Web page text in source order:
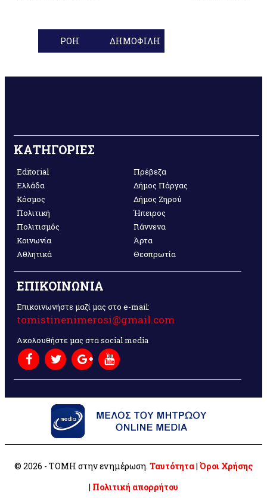
ΡΟΗ ΔΗΜΟΦΙΛΗ
ΚΑΤΗΓΟΡΙΕΣ
Editorial
Ελλάδα
Κόσμος
Πολιτική
Πολιτισμός
Κοινωνία
Αθλητικά
Πρέβεζα
Δήμος Πάργας
Δήμος Ζηρού
Ήπειρος
Γιάννενα
Άρτα
Θεσπρωτία
ΕΠΙΚΟΙΝΩΝΙΑ
Επικοινωνήστε μαζί μας στο e-mail:
tomistinenimerosi@gmail.com
Ακολουθήστε μας στα social media
© 2026 - ΤΟΜΗ στην ενημέρωση. Ταυτότητα| Όροι Χρήσης
| Πολιτική απορρήτου